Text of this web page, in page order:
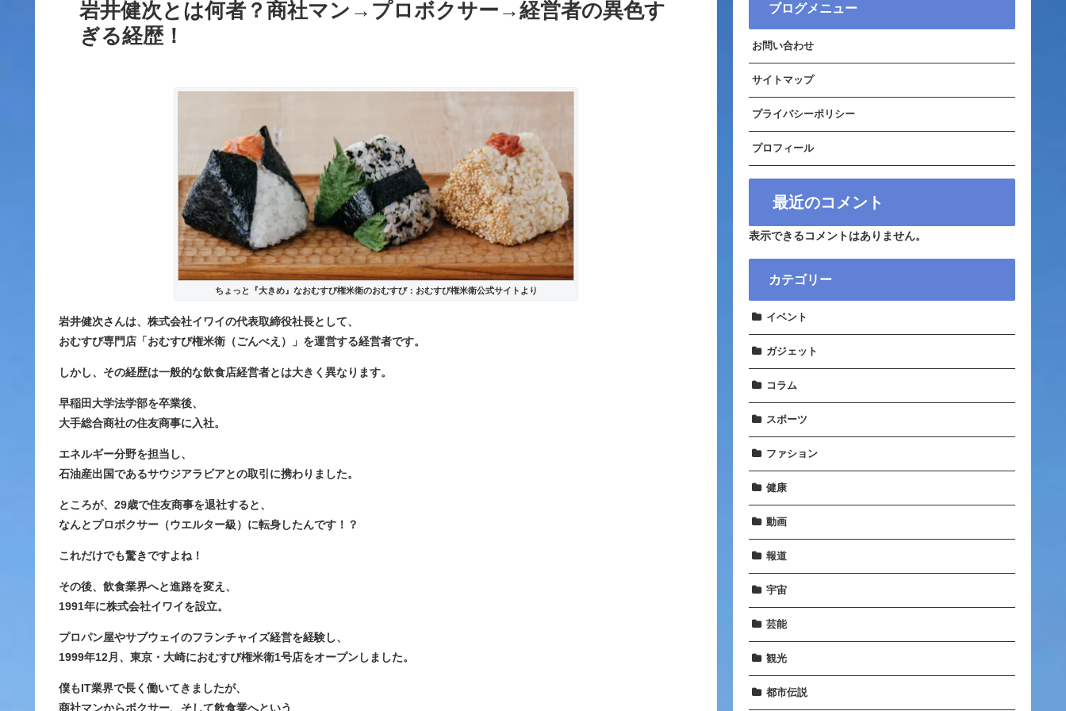
岩井健次とは何者？商社マン→プロボクサー→経営者の異色す
ぎる経歴！
ちょっと『大きめ』なおむすび権米衛のおむすび：おむすび権米衛公式サイトより
岩井健次さんは、 株式会社イワイの代表取締役社長として、
おむすび専門店「おむすび権米衛（ごんべえ）」を運営する経営者です。
しかし、その経歴は一般的な飲食店経営者とは大きく異なります。
早稲田大学法学部を卒業後、
大手総合商社の住友商事に入社。
エネルギー分野を担当し、
石油産出国であるサウジアラビアとの取引に携わりました。
ところが、29歳で住友商事を退社すると、
なんとプロボクサー（ウエルター級） に転身したんです！？
これだけでも驚きですよね！
その後、飲食業界へと進路を変え、
1991年に株式会社イワイを設立。
プロパン屋やサブウェイのフランチャイズ経営を経験し、
1999年12月、東京・大崎におむすび権米衛1号店をオープンしました。
僕もIT業界で長く働いてきましたが、
商社マンからボクサー、そして飲食業へという
ブログメニュー
お問い合わせ
サイトマップ
プライバシーポリシー
プロフィール
最近のコメント
表示できるコメントはありません。
カテゴリー
イベント
ガジェット
コラム
スポーツ
ファション
健康
動画
報道
宇宙
芸能
観光
都市伝説